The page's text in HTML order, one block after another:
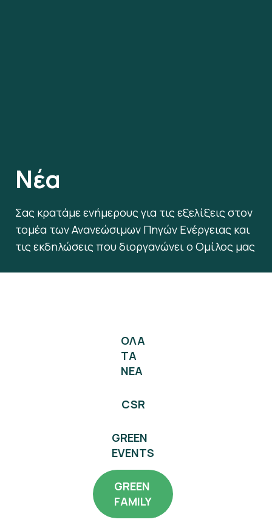
Νέα
Σας κρατάμε ενήμερους για τις εξελίξεις στον
τομέα των Ανανεώσιμων Πηγών Ενέργειας και
τις εκδηλώσεις που διοργανώνει ο Ομίλος μας
ΟΛΑ
ΤΑ
ΝΕΑ
CSR
GREEN
EVENTS
GREEN
FAMILY